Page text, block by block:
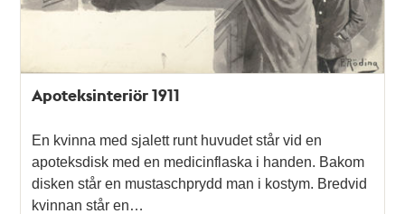
Apoteksinteriör 1911
En kvinna med sjalett runt huvudet står vid en
apoteksdisk med en medicinflaska i handen. Bakom
disken står en mustaschprydd man i kostym. Bredvid
kvinnan står en…